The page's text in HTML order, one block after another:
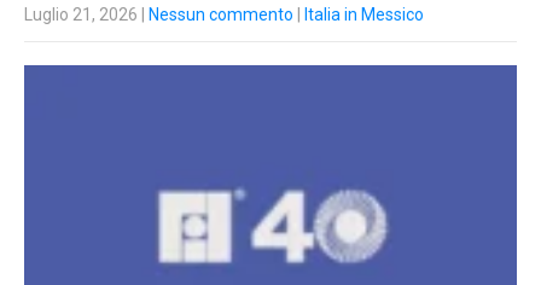
Luglio 21, 2026 Nessun commento Italia in Messico